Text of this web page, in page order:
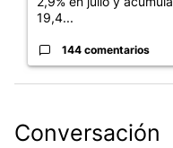
19,4...
144 comentarios
Conversación